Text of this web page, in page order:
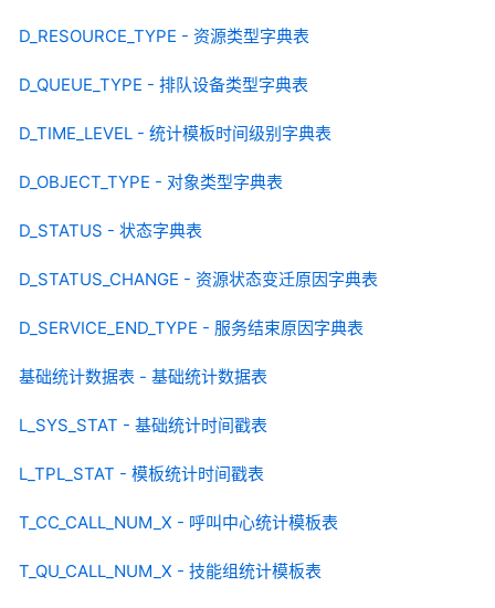
D_RESOURCE_TYPE - 资源类型字典表
D_QUEUE_TYPE - 排队设备类型字典表
D_TIME_LEVEL - 统计模板时间级别字典表
D_OBJECT_TYPE - 对象类型字典表
D_STATUS - 状态字典表
D_STATUS_CHANGE - 资源状态变迁原因字典表
D_SERVICE_END_TYPE - 服务结束原因字典表
基础统计数据表 - 基础统计数据表
L_SYS_STAT - 基础统计时间戳表
L_TPL_STAT - 模板统计时间戳表
T_CC_CALL_NUM_X - 呼叫中心统计模板表
T_QU_CALL_NUM_X - 技能组统计模板表